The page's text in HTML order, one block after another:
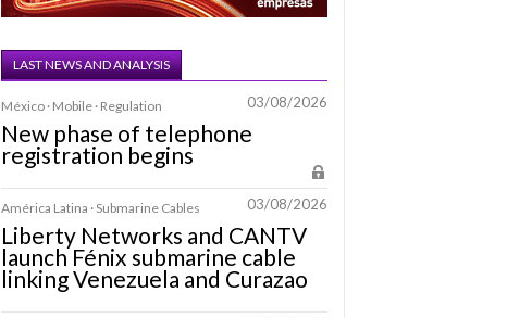
LAST NEWS AND ANALYSIS
México · Mobile · Regulation 03/08/2026
New phase of telephone
registration begins
América Latina · Submarine Cables 03/08/2026
Liberty Networks and CANTV
launch Fénix submarine cable
linking Venezuela and Curazao